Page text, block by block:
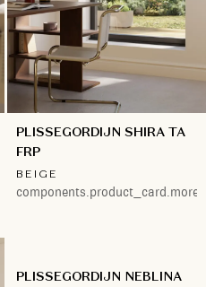
PLISSEGORDIJN SHIRA TA
FRP
BEIGE
PLISSEGORDIJN NEBLINA